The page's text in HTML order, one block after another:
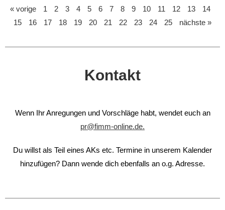
« vorige 1 2 3 4 5 6 7 8 9 10 11 12 13
14
15
16 17 18 19 20 21 22 23 24 25 nächste »
Kontakt
Wenn Ihr Anregungen und Vorschläge habt, wendet euch an
pr@fimm-online.de.
Du willst als Teil eines AKs etc. Termine in unserem Kalender
hinzufügen? Dann wende dich ebenfalls an o.g. Adresse.